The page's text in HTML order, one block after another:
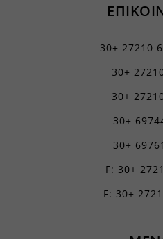
30+ 27210
30+
30+
30+
30+
F: 30+
F: 30+